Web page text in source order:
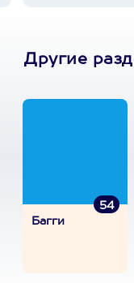
Другие
54
Багги